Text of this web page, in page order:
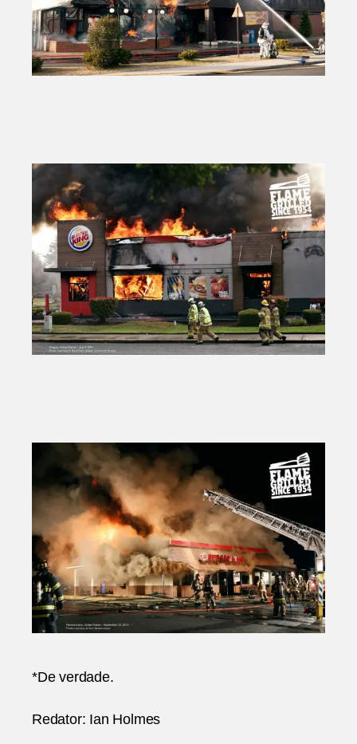
*De verdade.
Redator: Ian Holmes